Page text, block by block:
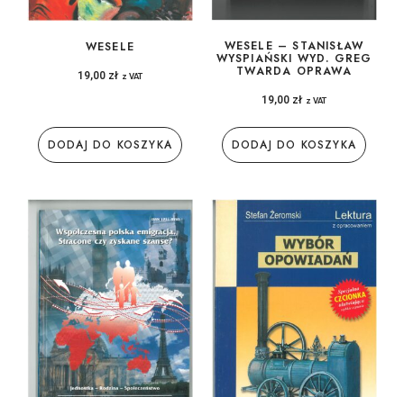
WESELE
19,00 zł z VAT
DODAJ DO KOSZYKA
WESELE – STANISŁAW
WYSPIAŃSKI WYD. GREG
TWARDA OPRAWA
19,00 zł z VAT
DODAJ DO KOSZYKA